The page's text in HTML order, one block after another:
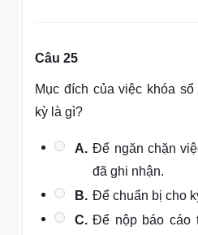
Câu 25
Mục đích của việc khóa
kỳ là gì?
A. Để ngăn chặn
đã ghi nhận.
B. Để chuẩn bị cho
C. Để nộp báo cáo